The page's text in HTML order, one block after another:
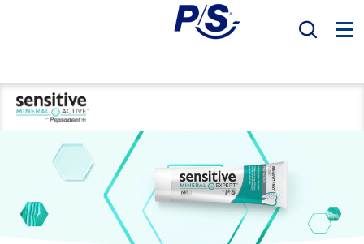
Mục Tiêu
Sản phẩm
Sức khỏe răng miệng
Bàn Chải Điện P/S
P/S Expert